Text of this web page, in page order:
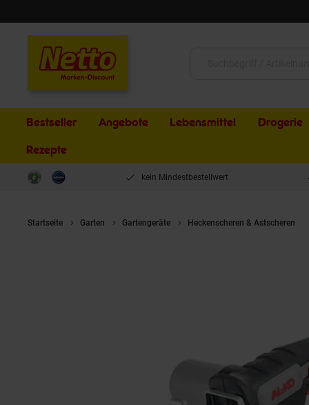
Bestseller Angebote Lebensmittel Drogerie
Rezepte
kein Mindestbestellwert
Startseite Garten Gartengeräte Heckenscheren & Astscheren